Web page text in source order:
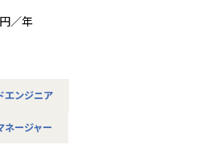
recruit.finatext.com/recruit/fin
能性があります。
。
トは、急成長する事業の中心
ムは「若者が気付きと刺激と
るい未来を達成する礎となり
就活サイト TECH OFFERの企
ライアントへの課題把握を継続
ドキュメント化
／年
エンジニア
ネージャー